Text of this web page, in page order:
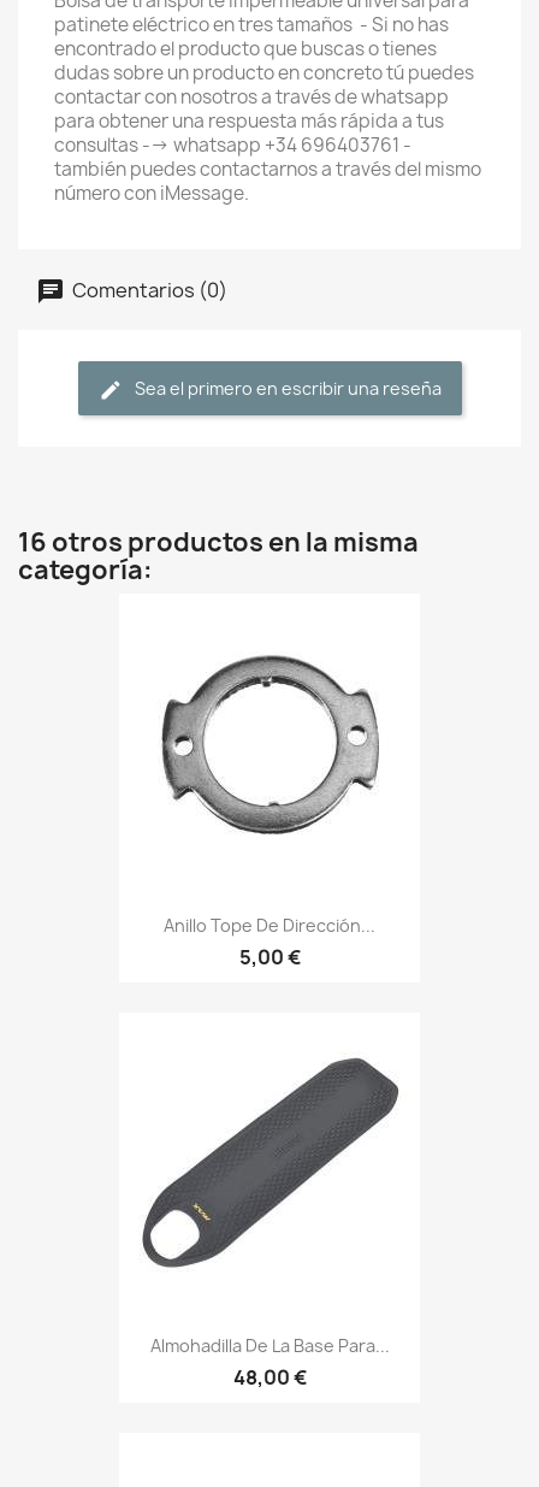
patinete eléctrico en tres tamaños - Si no has
encontrado el producto que buscas o tienes
dudas sobre un producto en concreto tú puedes
contactar con nosotros a través de whatsapp
para obtener una respuesta más rápida a tus
consultas --> whatsapp +34 696403761 -
también puedes contactarnos a través del mismo
número con iMessage.
Comentarios (0)
Sea el primero en escribir una reseña
16 otros productos en la misma
categoría:
Anillo Tope De Dirección...
5,00 €
Almohadilla De La Base Para...
48,00 €